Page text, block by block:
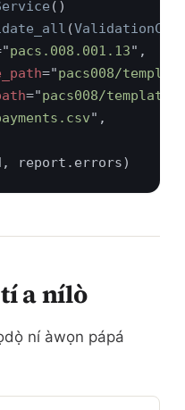
(
pacs.008.001.13
="pacs008/
="pacs008/
a nílò
ní àwọn pápá